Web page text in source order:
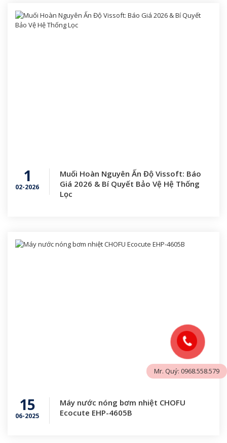
1
02-2026
Muối Hoàn Nguyên Ấn Độ Vissoft: Báo
Giá 2026 & Bí Quyết Bảo Vệ Hệ Thống
Lọc
15
06-2025
Máy nước nóng bơm nhiệt CHOFU
Ecocute EHP-4605B
Mr. Quý: 0968.558.579